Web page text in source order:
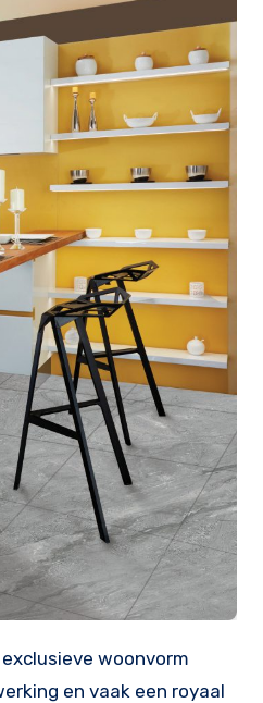
en vaak een royaal